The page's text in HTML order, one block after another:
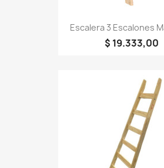
Escalera 3 Escalones
$ 19.333,00